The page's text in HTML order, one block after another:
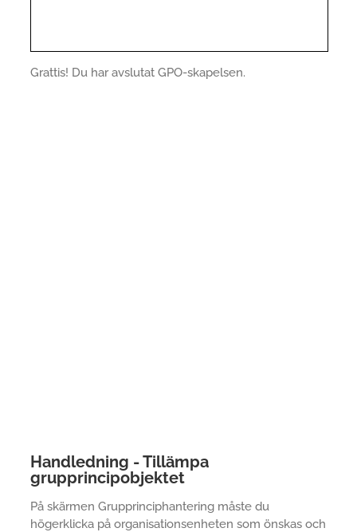
Grattis! Du har avslutat GPO-skapelsen.
Handledning - Tillämpa
grupprincipobjektet
På skärmen Grupprinciphantering måste du
högerklicka på organisationsenheten som önskas och